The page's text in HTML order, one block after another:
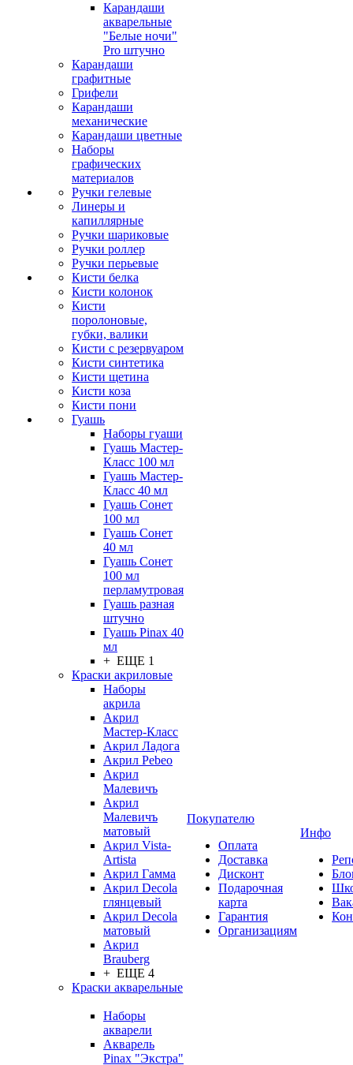
Карандаши
акварельные
"Белые ночи"
Pro штучно
Карандаши
графитные
Грифели
Карандаши
механические
Карандаши цветные
Наборы
графических
материалов
Ручки гелевые
Линеры и
капиллярные
Ручки шариковые
Ручки роллер
Ручки перьевые
Кисти белка
Кисти колонок
Кисти
поролоновые,
губки, валики
Кисти с резервуаром
Кисти синтетика
Кисти щетина
Кисти коза
Кисти пони
Гуашь
Наборы гуаши
Гуашь Мастер-
Класс 100 мл
Гуашь Мастер-
Класс 40 мл
Гуашь Сонет
100 мл
Гуашь Сонет
40 мл
Гуашь Сонет
100 мл
перламутровая
Гуашь разная
штучно
Гуашь Pinax 40
мл
+ ЕЩЕ 1
Краски акриловые
Наборы
акрила
Акрил
Мастер-Класс
Акрил Ладога
Акрил Pebeo
Акрил
Малевичъ
Акрил
Малевичъ
матовый
Акрил Vista-
Artista
Акрил Гамма
Акрил Decola
глянцевый
Акрил Decola
матовый
Акрил
Brauberg
+ ЕЩЕ 4
Краски акварельные
Наборы
акварели
Акварель
Pinax "Экстра"
Покупателю
Оплата
Доставка
Дисконт
Подарочная
карта
Гарантия
Организациям
Инфо